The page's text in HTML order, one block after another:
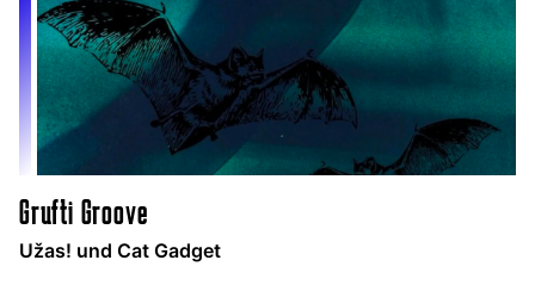
Grufti Groove
Užas! und Cat Gadget